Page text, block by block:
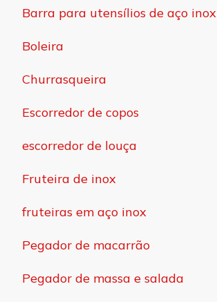
Barra para utensílios de aço inox
Boleira
Churrasqueira
Escorredor de copos
escorredor de louça
Fruteira de inox
fruteiras em aço inox
Pegador de macarrão
Pegador de massa e salada